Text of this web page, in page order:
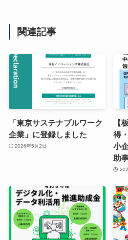
関連記事
「東京サステナブルワーク
企業」に登録しました
2026年5月2日
【
得
小
助